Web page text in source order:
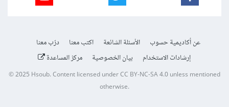
عن أكاديمية حسوب الأسئلة الشائعة اكتب معنا
درّب معنا
إرشادات الاستخدام
بيان الخصوصية مركز المساعدة
© 2025Hsoub.Content licensed underCC BY-NC-SA 4.0unless mentioned
otherwise.